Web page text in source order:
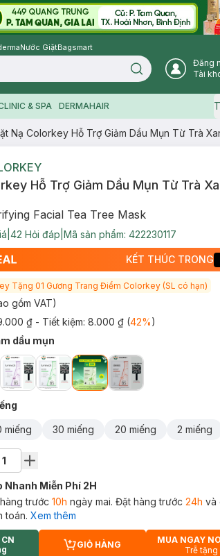
Nước GiặtBagsmart
Search icon
Đăng
Tài
& SPA DERMAHAIR
Nạ Colorkey Hỗ Trợ Giảm Dầu Mụn Từ Trà
Hỗ Trợ Giảm Dầu Mụn Từ Trà
Facial Tea Tree Mask
42 Hỏi đáp Mã sản phẩm: 422230117
KẾT THÚC TRONG
BILL 129K Colorkey Tặng 01 Gương Trang Điểm Colorkey (SL có hạn)
gồm VAT)
₫ - Tiết kiệm: 8.000 ₫(42%)
dầu mụn
miếng 30 miếng 20 miếng 2 miếng
Nhanh Miễn Phí 2H
trước 10h ngày mai. Đặt hàng trước 24h và
toán. Xem thêm
CART PLUS ICON
GIỎ HÀNG
MUA NGAY
Trễ tặng